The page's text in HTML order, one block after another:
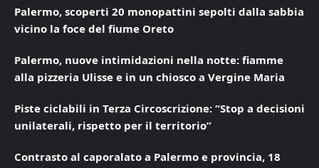
Palermo, scoperti 20 monopattini sepolti dalla sabbia
vicino la foce del fiume Oreto
Palermo, nuove intimidazioni nella notte: fiamme
alla pizzeria Ulisse e in un chiosco a Vergine Maria
Piste ciclabili in Terza Circoscrizione: “Stop a decisioni
unilaterali, rispetto per il territorio”
Contrasto al caporalato a Palermo e provincia, 18